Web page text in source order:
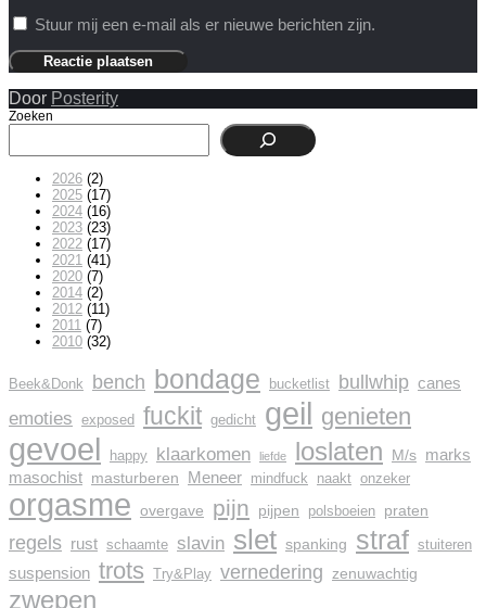
Stuur mij een e-mail als er nieuwe berichten zijn.
Door Posterity
Zoeken
2026 (2)
2025 (17)
2024 (16)
2023 (23)
2022 (17)
2021 (41)
2020 (7)
2014 (2)
2012 (11)
2011 (7)
2010 (32)
Beek&Donk bench bondage bucketlist bullwhip canes
emoties exposed fuckit gedicht geil genieten
gevoel happy klaarkomen liefde loslaten M/s marks
masochist masturberen Meneer mindfuck naakt onzeker
orgasme overgave pijn pijpen polsboeien praten
regels rust schaamte slavin slet spanking straf stuiteren
suspension trots Try&Play vernedering zenuwachtig
zwepen